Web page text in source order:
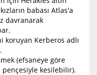
babası Atlas'a
davranarak
koruyan Kerberos adlı
(efsaneye göre
pençesiyle kesilebilir).